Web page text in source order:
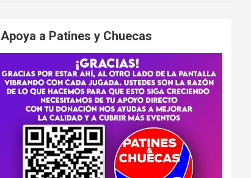
Apoya a Patines y Chuecas